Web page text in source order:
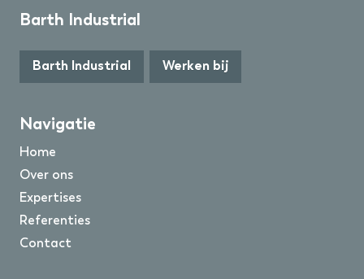
Barth Industrial
Barth Industrial Werken bij
Navigatie
Home
Over ons
Expertises
Referenties
Contact